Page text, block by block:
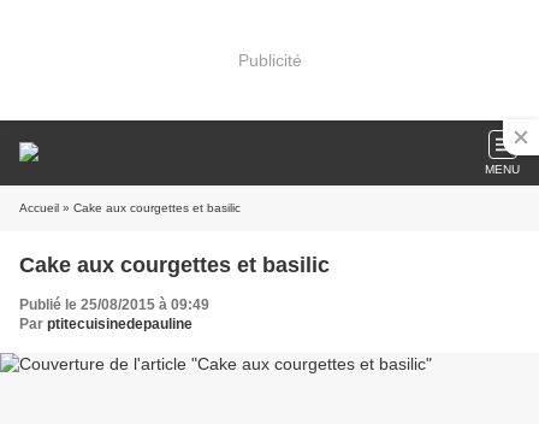
Publicité
MENU
Accueil » Cake aux courgettes et basilic
Cake aux courgettes et basilic
Publié le 25/08/2015 à 09:49
Par ptitecuisinedepauline